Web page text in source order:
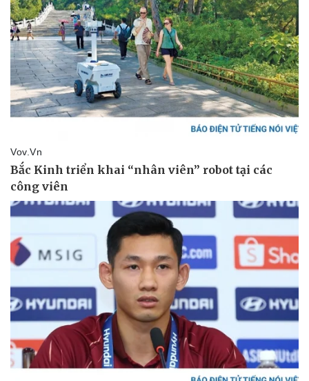
Sức khỏe
Dinh dưỡng - món ngon
Cây thuốc
Sản phụ khoa
Nam khoa
Làm đẹp - giảm cân
Phòng mạch online
Ăn sạch sống khỏe
Đời sống
Nhà đẹp
Blog
Tình yêu - Gia đình